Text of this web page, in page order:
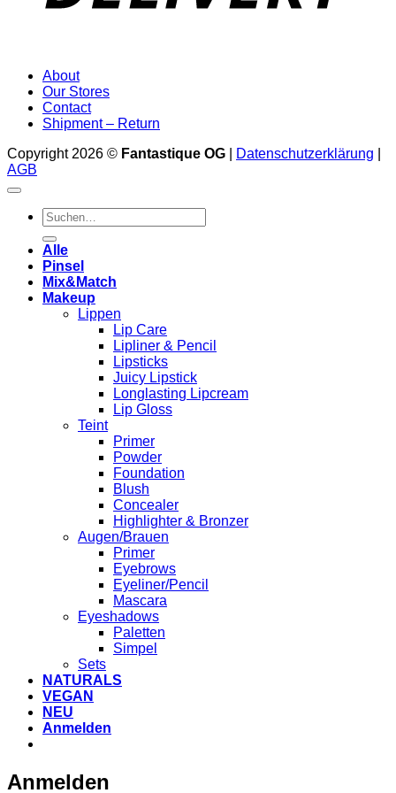
About
Our Stores
Contact
Shipment – Return
Copyright 2026 © Fantastique OG Datenschutzerklärung
AGB
Suchen
nach:
Alle
Pinsel
Mix&Match
Makeup
Lippen
Lip Care
Lipliner & Pencil
Lipsticks
Juicy Lipstick
Longlasting Lipcream
Lip Gloss
Teint
Primer
Powder
Foundation
Blush
Concealer
Highlighter & Bronzer
Augen/Brauen
Primer
Eyebrows
Eyeliner/Pencil
Mascara
Eyeshadows
Paletten
Simpel
Sets
NATURALS
VEGAN
NEU
Anmelden
Anmelden